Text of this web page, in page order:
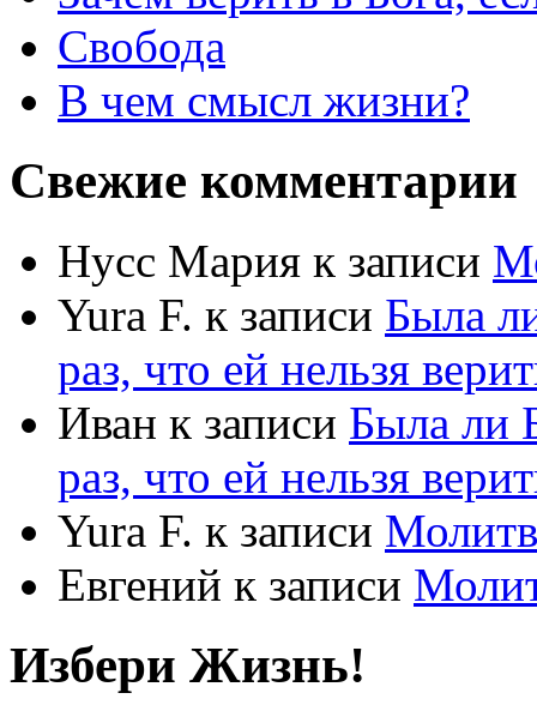
Свобода
В чем смысл жизни?
Свежие комментарии
Нусс Мария к записи
Yura F. к записи Была
раз, что ей нельзя
Иван к записи Была ли
раз, что ей нельзя
Yura F. к записи
Евгений к записи
Избери Жизнь!